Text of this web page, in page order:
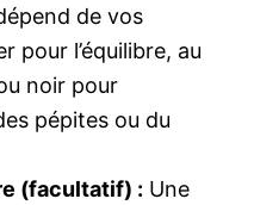
de vos
pour l’équilibre, au
noir pour
pépites ou du
(facultatif) : Une